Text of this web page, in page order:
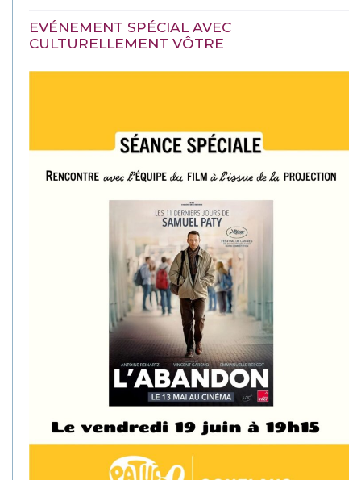
EVÉNEMENT SPÉCIAL AVEC
CULTURELLEMENT VÔTRE